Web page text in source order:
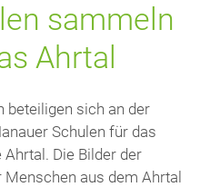
sammeln
Ahrtal
beteiligen sich an der
Schulen für das
Die Bilder der
aus dem Ahrtal